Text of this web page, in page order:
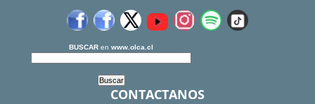
BUSCAR en www.olca.cl
CONTACTANOS